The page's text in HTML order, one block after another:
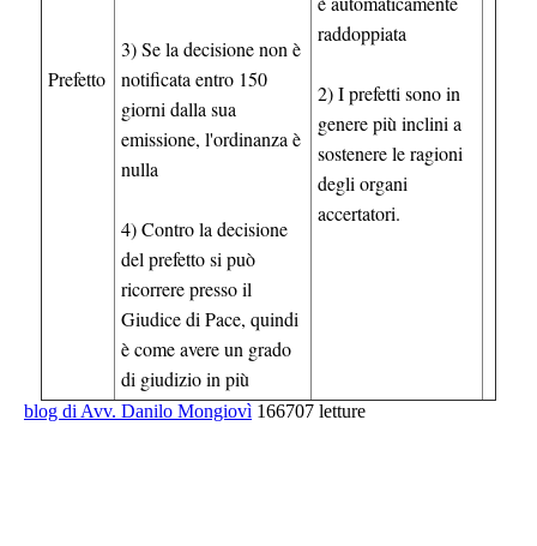
Prefetto
3) Se la decisione non è
notificata entro 150
giorni dalla sua
emissione, l'ordinanza è
nulla
4) Contro la decisione
del prefetto si può
ricorrere presso il
Giudice di Pace, quindi
è come avere un grado
di giudizio in più
raddoppiata
2) I prefetti sono in
genere più inclini a
sostenere le ragioni
degli organi
accertatori.
blog di Avv. Danilo Mongiovì 166707 letture